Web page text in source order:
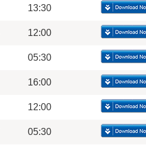
13:30
12:00
05:30
16:00
12:00
05:30